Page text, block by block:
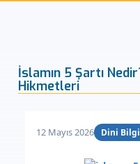
İslamın 5 Şartı
Hikmetleri
12 Mayıs 2026 Dini